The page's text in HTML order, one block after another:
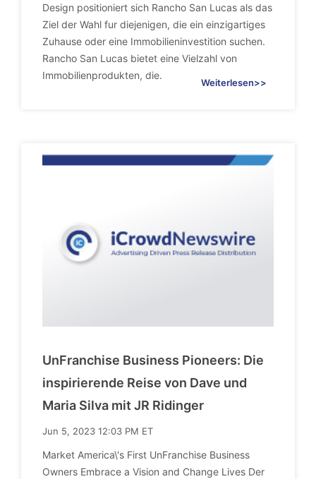
Design positioniert sich Rancho San Lucas als das
Ziel der Wahl fur diejenigen, die ein einzigartiges
Zuhause oder eine Immobilieninvestition suchen.
Rancho San Lucas bietet eine Vielzahl von
Immobilienprodukten, die.
Weiterlesen>>
UnFranchise Business Pioneers: Die
inspirierende Reise von Dave und
Maria Silva mit JR Ridinger
Jun 5, 2023 12:03 PM ET
Market America\'s First UnFranchise Business
Owners Embrace a Vision and Change Lives Der